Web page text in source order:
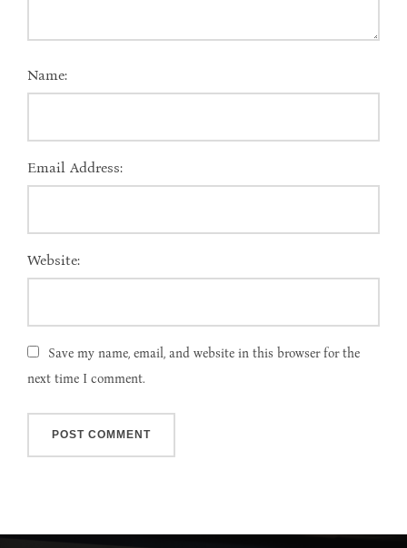
Name:
Email Address:
Website:
Save my name, email, and website in this browser for the
next time I comment.